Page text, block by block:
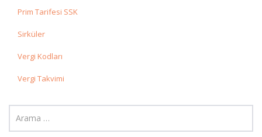
Prim Tarifesi SSK
Sirküler
Vergi Kodları
Vergi Takvimi